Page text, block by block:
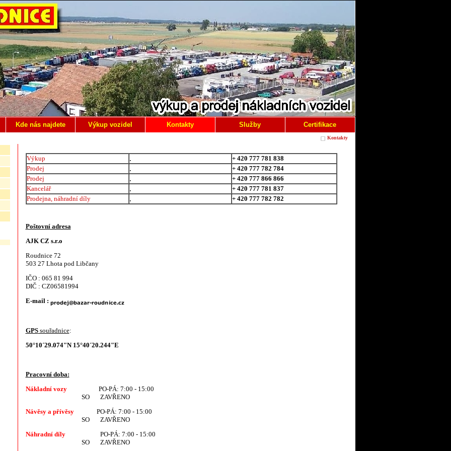
Kde nás najdete Výkup vozidel Kontakty Služby Certifikace
Kontakty
Výkup .
+ 420 777 781 838
Prodej
.
+ 420 777 782 784
Prodej
.
+ 420 777 866 866
Kancelář
.
+ 420 777 781 837
Prodejna, náhradní díly
. + 420 777 782 782
Poštovní adresa
AJK CZ s.r.o
Roudnice 72
503 27 Lhota pod Libčany
IČO : 065 81 994
DIČ : CZ06581994
E-mail :
GPSsouřadnice:
50°10´29.074"N 15°40´20.244"E
Pracovní doba:
Nákladní vozy
PO-PÁ: 7:00 - 15:00
SO ZAVŘENO
Návěsy a přívěsy
PO-PÁ: 7:00 - 15:00
SO ZAVŘENO
Náhradní díly
PO-PÁ: 7:00 - 15:00
SO ZAVŘENO